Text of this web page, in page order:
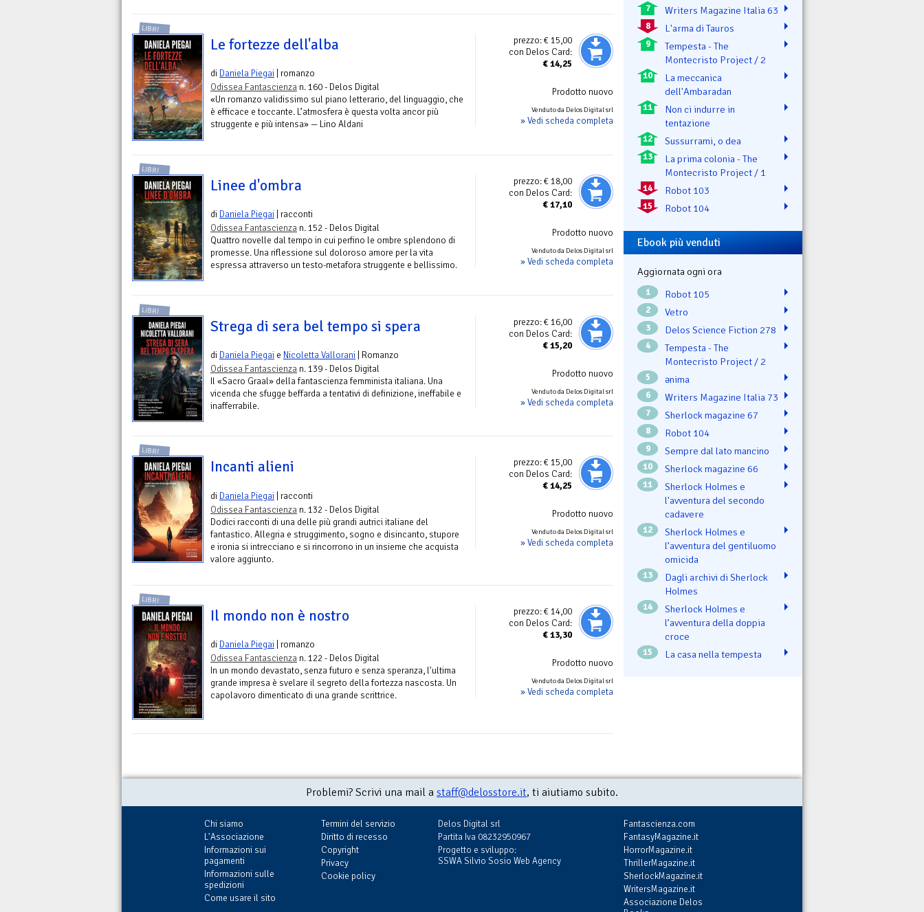
prezzo:€ 15,00
con Delos Card:
€14,25
Prodotto nuovo
Venduto da Delos Digital srl
» Vedi scheda completa
LIBRI
Le fortezze dell'alba
di Daniela Piegai | romanzo
Odissea Fantascienza n. 160 - Delos Digital
«Un romanzo validissimo sul piano letterario, del linguaggio, che
è efficace e toccante. L’atmosfera è questa volta ancor più
struggente e più intensa» — Lino Aldani
prezzo:€ 18,00
con Delos Card:
€17,10
Prodotto nuovo
Venduto da Delos Digital srl
» Vedi scheda completa
LIBRI
Linee d'ombra
di Daniela Piegai | racconti
Odissea Fantascienza n. 152 - Delos Digital
Quattro novelle dal tempo in cui perfino le ombre splendono di
promesse. Una riflessione sul doloroso amore per la vita
espressa attraverso un testo-metafora struggente e bellissimo.
prezzo:€ 16,00
con Delos Card:
€15,20
Prodotto nuovo
Venduto da Delos Digital srl
» Vedi scheda completa
LIBRI
Strega di sera bel tempo si spera
di Daniela Piegai e Nicoletta Vallorani | Romanzo
Odissea Fantascienza n. 139 - Delos Digital
Il «Sacro Graal» della fantascienza femminista italiana. Una
vicenda che sfugge beffarda a tentativi di definizione, ineffabile e
inafferrabile.
prezzo:€ 15,00
con Delos Card:
€14,25
Prodotto nuovo
Venduto da Delos Digital srl
» Vedi scheda completa
LIBRI
Incanti alieni
di Daniela Piegai | racconti
Odissea Fantascienza n. 132 - Delos Digital
Dodici racconti di una delle più grandi autrici italiane del
fantastico. Allegria e struggimento, sogno e disincanto, stupore
e ironia si intrecciano e si rincorrono in un insieme che acquista
valore aggiunto.
prezzo:€ 14,00
con Delos Card:
€13,30
Prodotto nuovo
Venduto da Delos Digital srl
» Vedi scheda completa
LIBRI
Il mondo non è nostro
di Daniela Piegai | romanzo
Odissea Fantascienza n. 122 - Delos Digital
In un mondo devastato, senza futuro e senza speranza, l'ultima
grande impresa è svelare il segreto della fortezza nascosta. Un
capolavoro dimenticato di una grande scrittrice.
7 Writers Magazine Italia 63
8 L'arma di Tauros
9
Tempesta - The
Montecristo Project / 2
10
La meccanica
dell'Ambaradan
11
Non ci indurre in
tentazione
12 Sussurrami, o dea
13
La prima colonia - The
Montecristo Project / 1
14 Robot 103
15 Robot 104
Ebook più venduti
Aggiornata ogni ora
1 Robot 105
2 Vetro
3 Delos Science Fiction 278
4
Tempesta - The
Montecristo Project / 2
5 ənima
6 Writers Magazine Italia 73
7 Sherlock magazine 67
8 Robot 104
9 Sempre dal lato mancino
10 Sherlock magazine 66
11
Sherlock Holmes e
l'avventura del secondo
cadavere
12
Sherlock Holmes e
l’avventura del gentiluomo
omicida
13
Dagli archivi di Sherlock
Holmes
14
Sherlock Holmes e
l’avventura della doppia
croce
15 La casa nella tempesta
Problemi? Scrivi una mail a staff@delosstore.it, ti aiutiamo subito.
Chi siamo
L'Associazione
Informazioni sui
pagamenti
Informazioni sulle
spedizioni
Come usare il sito
Termini del servizio
Diritto di recesso
Copyright
Privacy
Cookie policy
Delos Digital srl
Partita Iva 08232950967
Progetto e sviluppo:
SSWA Silvio Sosio Web Agency
Fantascienza.com
FantasyMagazine.it
HorrorMagazine.it
ThrillerMagazine.it
SherlockMagazine.it
WritersMagazine.it
Associazione Delos